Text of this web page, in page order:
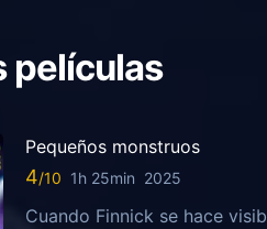
películas
Pequeños monstruos
4 1h 25min 2025
Cuando Finnick se hace